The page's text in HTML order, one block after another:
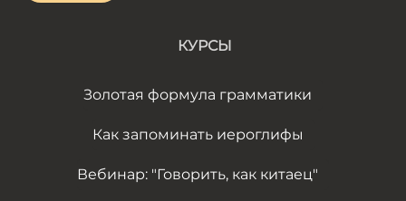
КУРСЫ
Золотая формула грамматики
Как запоминать иероглифы
Вебинар: "Говорить, как китаец"